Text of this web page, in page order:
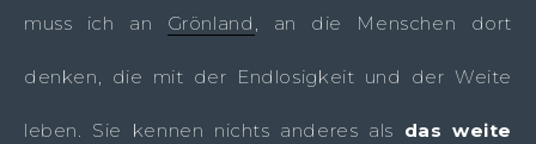
muss ich an Grönland , an die Menschen dort
denken, die mit der Endlosigkeit und der Weite
leben. Sie kennen nichts anderes als das weite